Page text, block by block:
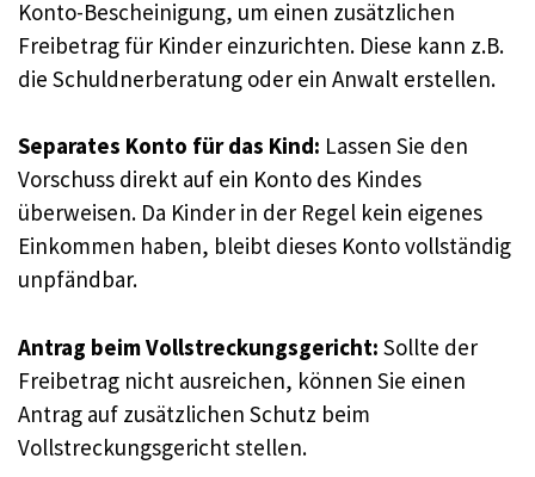
Konto-Bescheinigung, um einen zusätzlichen
Freibetrag für Kinder einzurichten. Diese kann z.B.
die Schuldnerberatung oder ein Anwalt erstellen.
Separates Konto für das Kind: Lassen Sie den
Vorschuss direkt auf ein Konto des Kindes
überweisen. Da Kinder in der Regel kein eigenes
Einkommen haben, bleibt dieses Konto vollständig
unpfändbar.
Antrag beim Vollstreckungsgericht: Sollte der
Freibetrag nicht ausreichen, können Sie einen
Antrag auf zusätzlichen Schutz beim
Vollstreckungsgericht stellen.